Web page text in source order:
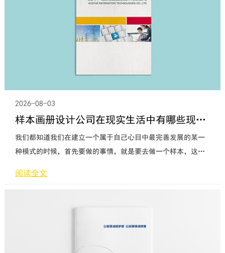
2026-08-03
样本画册设计公司在现实生活中有哪些现实意义？
我们都知道我们在建立一个属于自己心目中最完善发展的某一
种模式的时候，首先要做的事情，就是要去做一个样本，这样
简单的方式呈现在我们自身的面前。所以说我们在设计或者发
是对于现如今这样一个竞争压力相当巨大的社会当中。每一个
阅读全文